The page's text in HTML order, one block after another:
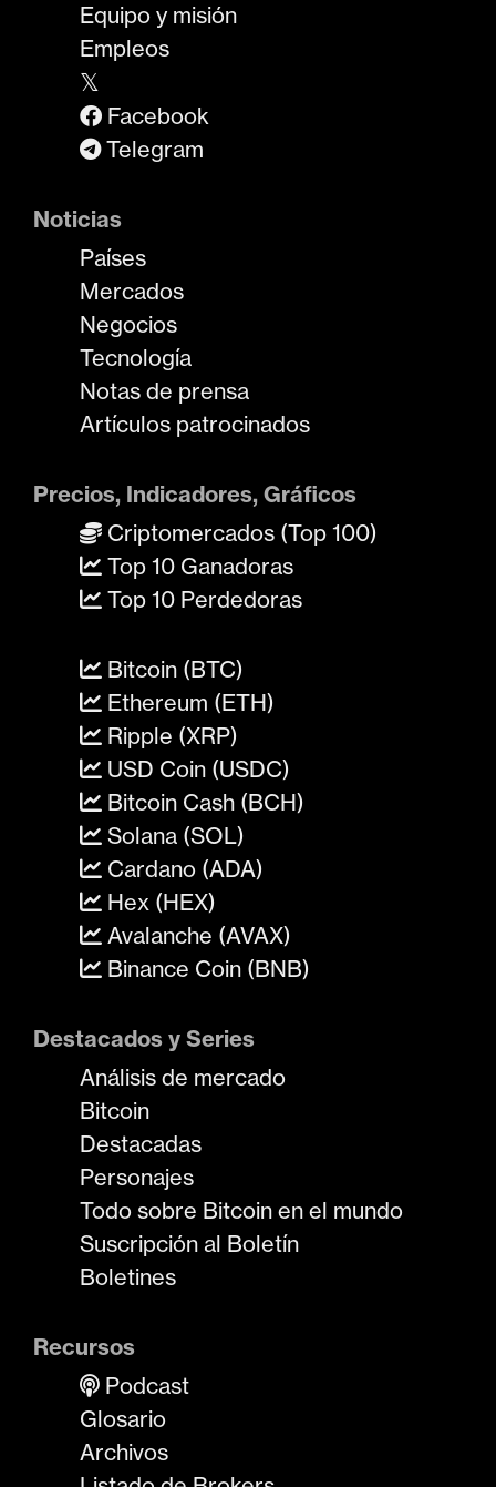
Equipo y misión
Empleos
𝕏
Facebook
Telegram
Noticias
Países
Mercados
Negocios
Tecnología
Notas de prensa
Artículos patrocinados
Precios, Indicadores, Gráficos
Criptomercados (Top 100)
Top 10 Ganadoras
Top 10 Perdedoras
Bitcoin (BTC)
Ethereum (ETH)
Ripple (XRP)
USD Coin (USDC)
Bitcoin Cash (BCH)
Solana (SOL)
Cardano (ADA)
Hex (HEX)
Avalanche (AVAX)
Binance Coin (BNB)
Destacados y Series
Análisis de mercado
Bitcoin
Destacadas
Personajes
Todo sobre Bitcoin en el mundo
Suscripción al Boletín
Boletines
Recursos
Podcast
Glosario
Archivos